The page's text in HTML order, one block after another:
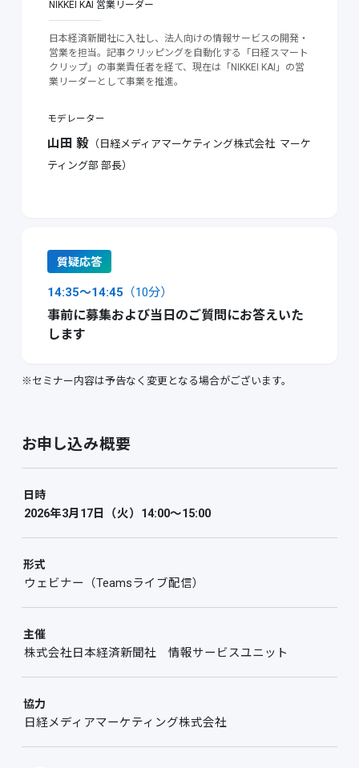
NIKKEI KAI 営業リーダー
日本経済新聞社に入社し、法人向けの情報サービスの開発・
営業を担当。記事クリッピングを自動化する「日経スマート
クリップ」の事業責任者を経て、現在は「NIKKEI KAI」の営
業リーダーとして事業を推進。
モデレーター
山田 毅（日経メディアマーケティング株式会社 マーケ
ティング部 部長）
質疑応答
14:35〜14:45 （10分）
事前に募集および当日のご質問にお答えいた
します
※セミナー内容は予告なく変更となる場合がございます。
お申し込み概要
日時
2026年3月17日（火）14:00～15:00
形式
ウェビナー（Teamsライブ配信）
主催
株式会社日本経済新聞社 情報サービスユニット
協力
日経メディアマーケティング株式会社